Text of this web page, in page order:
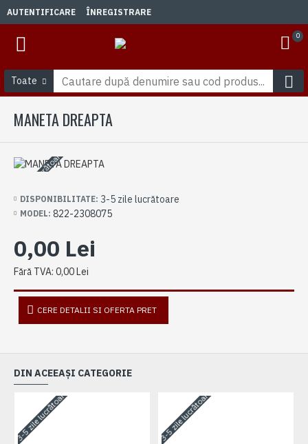
AUTENTIFICARE ÎNREGISTRARE
0
Toate
MANETA DREAPTA
3-5 zile lucrătoare
DISPONIBILITATE: 3-5 zile lucrătoare
MODEL: 822-2308075
0,00 Lei
Fără TVA: 0,00 Lei
CERE DETALII SI OFERTA PRET
DIN ACEEAȘI CATEGORIE
3-5 zile lucrătoare 3-5 zile lucrătoare